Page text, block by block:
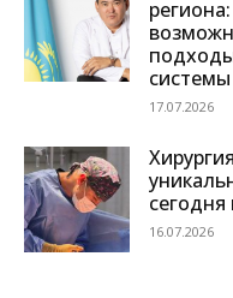
17.07.2026
16.07.2026